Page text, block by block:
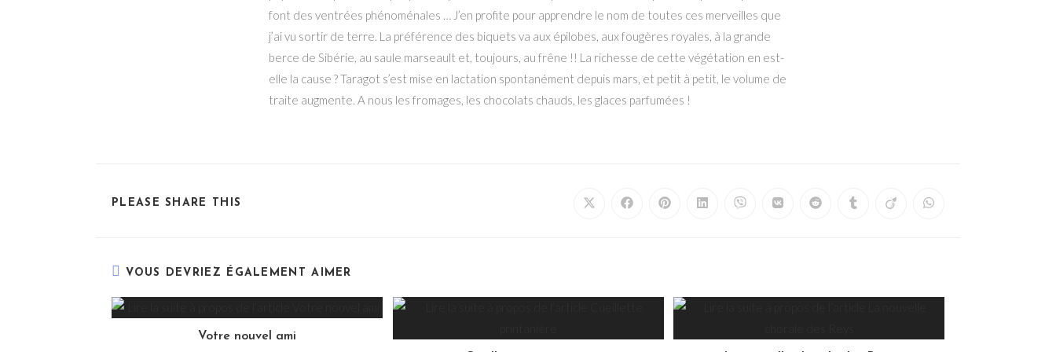
font des ventrées phénoménales … J’en profite pour apprendre le nom de toutes ces merveilles que
j’ai vu sortir de terre. La préférence des biquets va aux épilobes, aux fougères royales, à la grande
berce de Sibérie, au saule marseault et, toujours, au frêne !! La richesse de cette végétation en est-
elle la cause ? Taragot s’est mise en lactation spontanément depuis mars, et petit à petit, le volume de
traite augmente. A nous les fromages, les chocolats chauds, les glaces parfumées !
PLEASE SHARE THIS
VOUS DEVRIEZ ÉGALEMENT AIMER
Votre nouvel ami